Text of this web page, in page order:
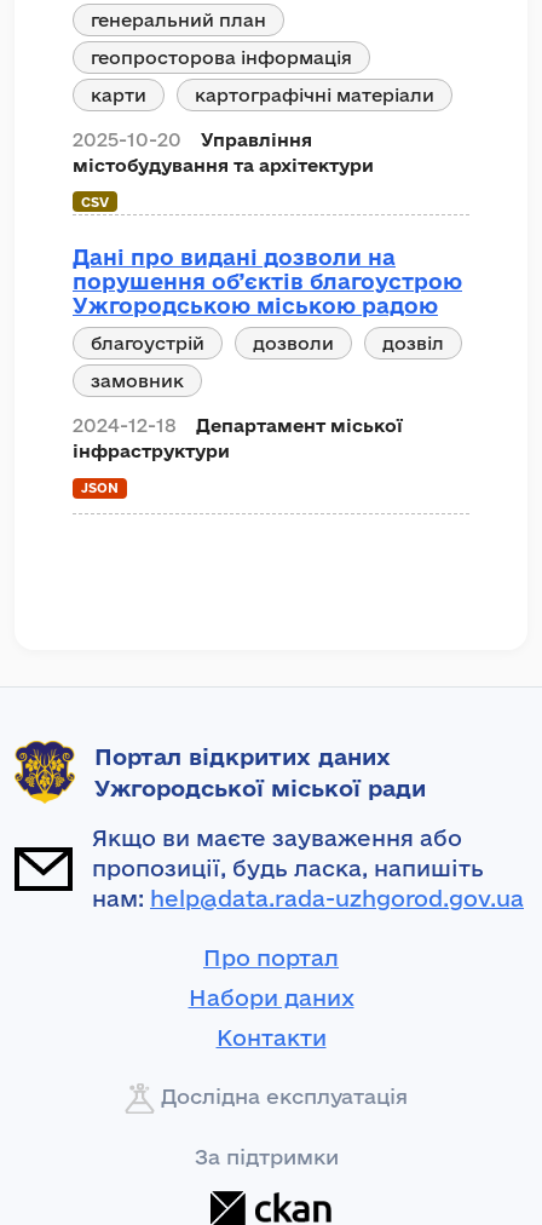
генеральний план
геопросторова інформація
карти
картографічні матеріали
2025-10-20
Управління
містобудування та архітектури
CSV
Дані про видані дозволи на
порушення об’єктів благоустрою
Ужгородською міською радою
благоустрій дозволи
дозвіл
замовник
2024-12-18
Департамент міської
інфраструктури
JSON
Портал відкритих даних
Ужгородської міської ради
Якщо ви маєте зауваження або
пропозиції, будь ласка, напишіть
нам: help@data.rada-uzhgorod.gov.ua
Про портал
Набори даних
Контакти
Дослідна експлуатація
За підтримки